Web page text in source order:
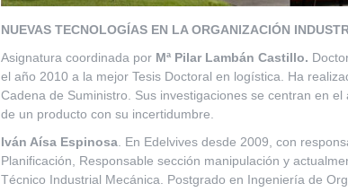
NUEVAS TECNOLOGÍAS EN LA ORGANIZACIÓN
Asignatura coordinada por Mª Pilar Lambán Castillo.
el año 2010 a la mejor Tesis Doctoral en logística. Ha
Cadena de Suministro. Sus investigaciones se centran en
de un producto con su incertidumbre.
Iván Aísa Espinosa . En Edelvives desde 2009, con
Planificación, Responsable sección manipulación y
Técnico Industrial Mecánica. Postgrado en Ingeniería de